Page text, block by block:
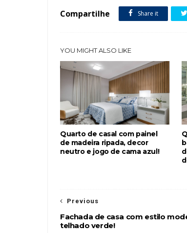
Compartilhe Share it
YOU MIGHT ALSO LIKE
Quarto de casal com painel
de madeira ripada, decor
neutro e jogo de cama azul!
Previous
Fachada de casa com estilo
telhado verde!